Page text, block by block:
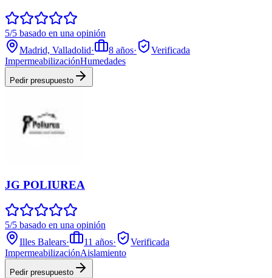
5/5 basado en una opinión
Madrid, Valladolid· 8 años·
Verificada
ImpermeabilizaciónHumedades
Pedir presupuesto
JG POLIUREA
5/5 basado en una opinión
Illes Balears· 11 años·
Verificada
ImpermeabilizaciónAislamiento
Pedir presupuesto